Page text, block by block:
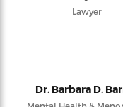
Lawyer
Dr. Barbara D.